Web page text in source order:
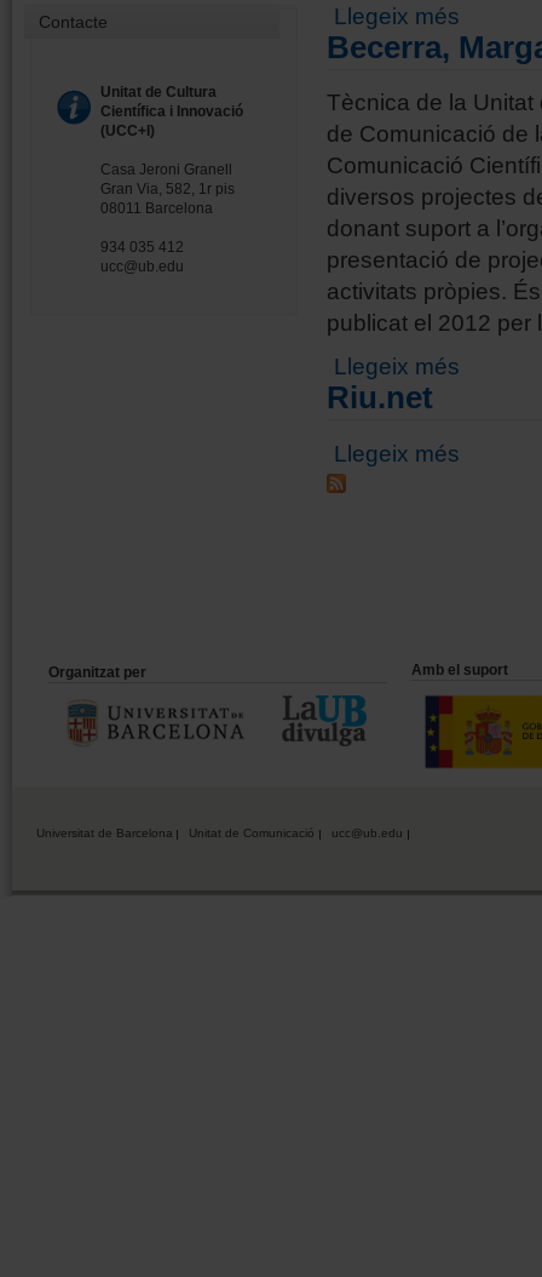
Contacte
Unitat de Cultura
Científica i Innovació
(UCC+I)
Casa Jeroni Granell
Gran Via, 582, 1r pis
08011 Barcelona
934 035 412
ucc@ub.edu
Llegeix més
Becerra,
Tècnica de la Unitat
de Comunicació de
Comunicació
diversos projectes
donant suport a
presentació de
activitats pròpies.
publicat el 2012 per
Llegeix més
Riu.net
Llegeix més
Organitzat per Amb el suport
Universitat de Barcelona Unitat de Comunicació ucc@ub.edu